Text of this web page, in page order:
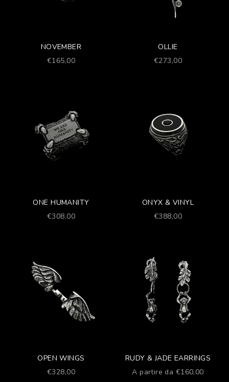
NOVEMBER
Prezzo scontato
€165,00
OLLIE
Prezzo scontato
€273,00
ONE HUMANITY
Prezzo scontato
€308,00
ONYX & VINYL
Prezzo scontato
€388,00
OPEN WINGS
Prezzo scontato
€328,00
RUDY & JADE EARRINGS
Prezzo scontato
A partire da €160,00